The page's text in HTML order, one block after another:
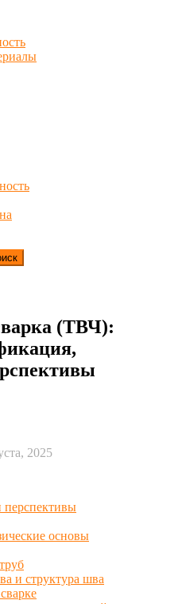
(ТВЧ):
2025
перспективы
основы
и структура шва